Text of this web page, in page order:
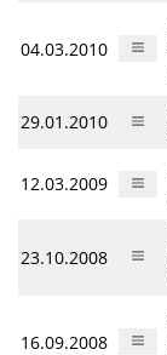
04.03.2010
29.01.2010
12.03.2009
23.10.2008
16.09.2008